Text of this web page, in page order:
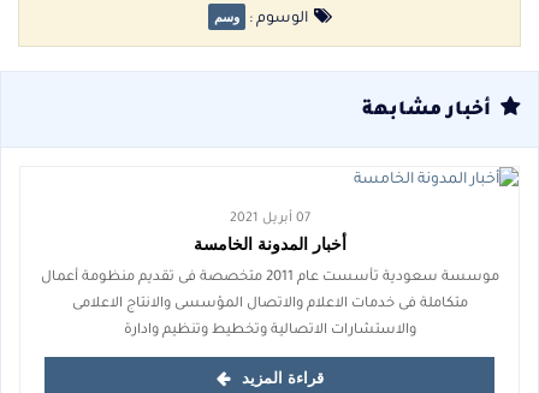
الوسوم : وسم
أخبار مشابهة
07 أبريل 2021
أخبار المدونة الخامسة
موسسة سعودية تأسست عام 2011 متخصصة فى تقديم منظومة أعمال
متكاملة فى خدمات الاعلام والاتصال المؤسسى والانتاج الاعلامى
والاستشارات الاتصالية وتخطيط وتنظيم وادارة
قراءة المزيد